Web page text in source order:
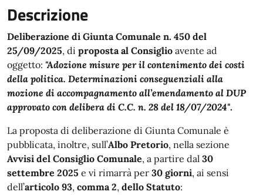
Descrizione
Deliberazione di Giunta Comunale n. 450 del
25/09/2025, di proposta al Consiglio avente ad
oggetto: "Adozione misure per il contenimento dei costi
della politica. Determinazioni conseguenziali alla
mozione di accompagnamento all’emendamento al DUP
approvato con delibera di C.C. n. 28 del 18/07/2024".
La proposta di deliberazione di Giunta Comunale è
pubblicata, inoltre, sull’Albo Pretorio, nella sezione
Avvisi del Consiglio Comunale, a partire dal 30
settembre 2025 e vi rimarrà per 30 giorni, ai sensi
dell’articolo 93, comma 2, dello Statuto: